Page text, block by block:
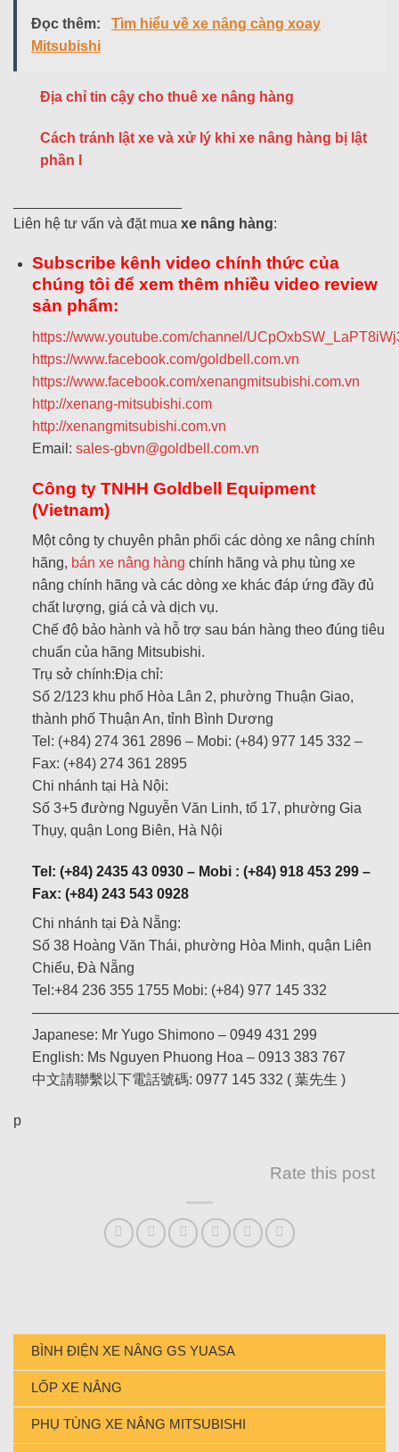
BÌNH ĐIỆN XE NÂNG GS YUASA
LỐP XE NÂNG
PHỤ TÙNG XE NÂNG MITSUBISHI
Đọc thêm:
Tìm hiểu về xe nâng càng xoay
Mitsubishi
Địa chỉ tin cậy cho thuê xe nâng hàng
Cách tránh lật xe và xử lý khi xe nâng hàng bị lật
phần I
Liên hệ tư vấn và đặt mua xe nâng hàng:
Subscribe kênh video chính thức của
chúng tôi để xem thêm nhiều video review
sản phẩm:
https://www.youtube.com/channel/
https://www.facebook.com/goldbell.com.vn
https://www.facebook.com/xenangmitsubishi.com.vn
http://xenang-mitsubishi.com
http://xenangmitsubishi.com.vn
Email: sales-gbvn@goldbell.com.vn
Công ty TNHH Goldbell Equipment
(Vietnam)
Một công ty chuyên phân phối các dòng xe nâng chính
hãng, bán xe nâng hàng chính hãng và phụ tùng xe
nâng chính hãng và các dòng xe khác đáp ứng đầy đủ
chất lượng, giá cả và dịch vụ.
Chế độ bảo hành và hỗ trợ sau bán hàng theo đúng tiêu
chuẩn của hãng Mitsubishi.
Trụ sở chính:Địa chỉ:
Số 2/123 khu phố Hòa Lân 2, phường Thuận Giao,
thành phố Thuận An, tỉnh Bình Dương
Tel: (+84) 274 361 2896 – Mobi: (+84) 977 145 332 –
Fax: (+84) 274 361 2895
Chi nhánh tại Hà Nội:
Số 3+5 đường Nguyễn Văn Linh, tổ 17, phường Gia
Thụy, quận Long Biên, Hà Nội
Tel: (+84) 2435 43 0930 – Mobi : (+84) 918 453 299 –
Fax: (+84) 243 543 0928
Chi nhánh tại Đà Nẵng:
Số 38 Hoàng Văn Thái, phường Hòa Minh, quận Liên
Chiểu, Đà Nẵng
Tel:+84 236 355 1755 Mobi: (+84) 977 145 332
Japanese: Mr Yugo Shimono – 0949 431 299
English: Ms Nguyen Phuong Hoa – 0913 383 767
中文請聯繫以下電話號碼: 0977 145 332 ( 葉先生 )
p
Rate this post